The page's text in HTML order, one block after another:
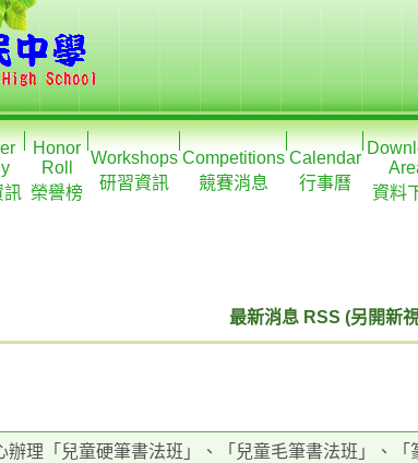
訊
Honor
Roll
榮譽榜
Workshops
研習資訊
Competitions
競賽消息
Calendar
行事曆
資料
最新消息 RSS (另開新
辦理「兒童硬筆書法班」、「兒童毛筆書法班」、